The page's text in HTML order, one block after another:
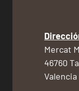
Mercat
46760
Valencia